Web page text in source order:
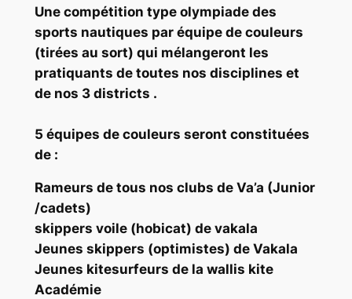
Une compétition type olympiade des
sports nautiques par équipe de couleurs
(tirées au sort) qui mélangeront les
pratiquants de toutes nos disciplines et
de nos 3 districts .
5 équipes de couleurs seront constituées
de :
Rameurs de tous nos clubs de Va’a (Junior
/cadets)
skippers voile (hobicat) de vakala
Jeunes skippers (optimistes) de Vakala
Jeunes kitesurfeurs de la wallis kite
Académie